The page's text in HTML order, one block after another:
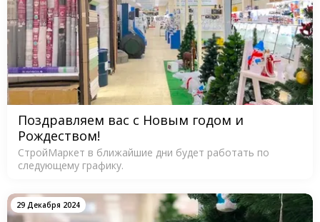
Поздравляем вас с Новым годом и
Рождеством!
СтройМаркет в ближайшие дни будет работать по
следующему графику.
29 Декабря 2024